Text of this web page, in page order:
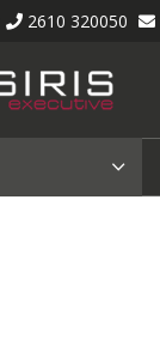
2610 320050